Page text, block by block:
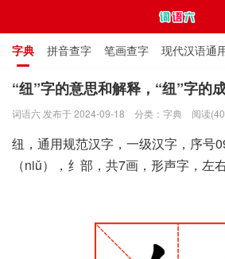
字典 拼音查字 笔画查字 现代汉语通
通用规范汉字表 叠字大全 独体字大全
“纽”字的意思和解释，“纽”字的
词语六 发布于 2024-09-18 分类： 字典 阅读
纽，通用规范汉字，一级汉字，序号
（niǔ），纟部，共7画，形声字，左